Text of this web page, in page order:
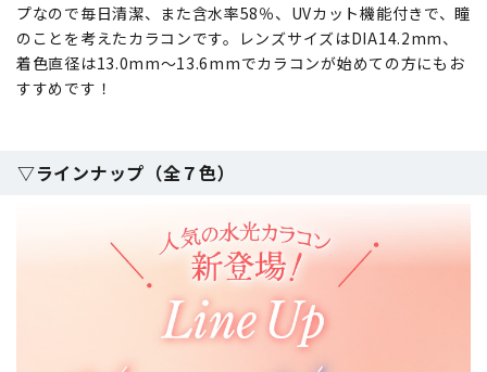
プなので毎日清潔、また含水率58％、UVカット機能付きで、瞳
のことを考えたカラコンです。レンズサイズはDIA14.2mm、
着色直径は13.0mm～13.6mmでカラコンが始めての方にもお
すすめです！
▽ラインナップ（全７色）